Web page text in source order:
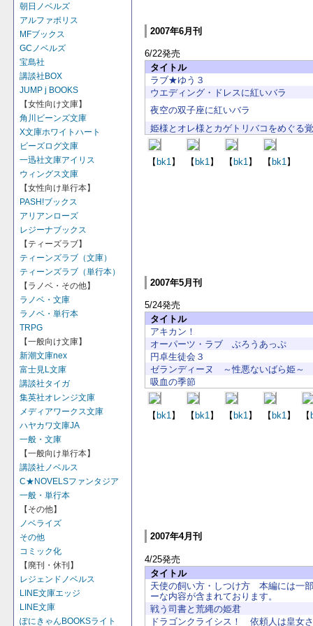
朝日ノベルズ
アルファポリス
MFブックス
GCノベルズ
宝島社
講談社BOX
JUMP j BOOKS
【女性向け文庫】
角川ビーンズ文庫
X文庫ホワイトハート
ビーズログ文庫
一迅社文庫アイリス
ウィングス文庫
【女性向け単行本】
PASH!ブックス
アリアンローズ
レジーナブックス
【ティーズラブ】
ティーンズラブ（文庫）
ティーンズラブ（単行本）
【ラノベ・その他】
ラノベ・文庫
ラノベ・単行本
TRPG
【一般向け文庫】
新潮文庫nex
富士見L文庫
講談社タイガ
集英社オレンジ文庫
メディアワークス文庫
ハヤカワ文庫JA
一般・文庫
【一般向け単行本】
講談社ノベルス
C★NOVELSファンタジア
一般・単行本
【その他】
ノベライズ
その他
コミック化
【廃刊・休刊】
レジェンドノベルス
LINE文庫エッジ
LINE文庫
ぽにきゃんBOOKSライト
2007年6月刊
6/22発売
タイトル
ラブ★ゆう３
ウエディング・ドレスに紅いバラ
夜空の双子座に紅いバラ
姫様とオレ様とカゲトリバコをめぐる
【 bk1 】 【 bk1 】 【 bk1 】 【 bk1 】
2007年5月刊
5/24発売
タイトル
アキカン！
オーパーツ・ラブ ぶろうあっぷ
円卓生徒会３
ゼランディーヌ ～性悪ないばら姫～
吸血の季節
【 bk1】 【 bk1】 【 bk1】 【 bk1】 【
2007年4月刊
4/25発売
タイトル
天使の飼い方・しつけ方 本編には一
ーな内容が含まれております。
戦う司書と荒縄の姫君
ドラゴンクライシス！ 依頼人は皇女